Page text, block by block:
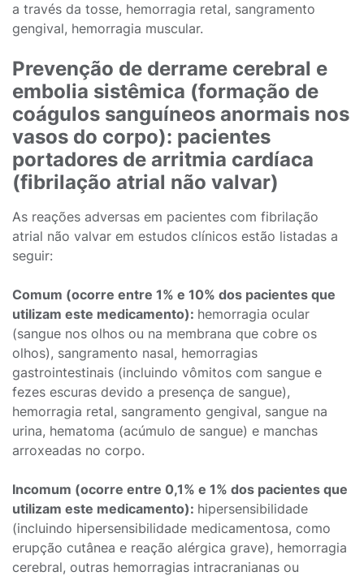
a través da tosse, hemorragia retal, sangramento
gengival, hemorragia muscular.
Prevenção de derrame cerebral e
embolia sistêmica (formação de
coágulos sanguíneos anormais nos
vasos do corpo): pacientes
portadores de arritmia cardíaca
(fibrilação atrial não valvar)
As reações adversas em pacientes com fibrilação
atrial não valvar em estudos clínicos estão listadas a
seguir:
Comum (ocorre entre 1% e 10% dos pacientes que
utilizam este medicamento): hemorragia ocular
(sangue nos olhos ou na membrana que cobre os
olhos), sangramento nasal, hemorragias
gastrointestinais (incluindo vômitos com sangue e
fezes escuras devido a presença de sangue),
hemorragia retal, sangramento gengival, sangue na
urina, hematoma (acúmulo de sangue) e manchas
arroxeadas no corpo.
Incomum (ocorre entre 0,1% e 1% dos pacientes que
utilizam este medicamento): hipersensibilidade
(incluindo hipersensibilidade medicamentosa, como
erupção cutânea e reação alérgica grave), hemorragia
cerebral, outras hemorragias intracranianas ou